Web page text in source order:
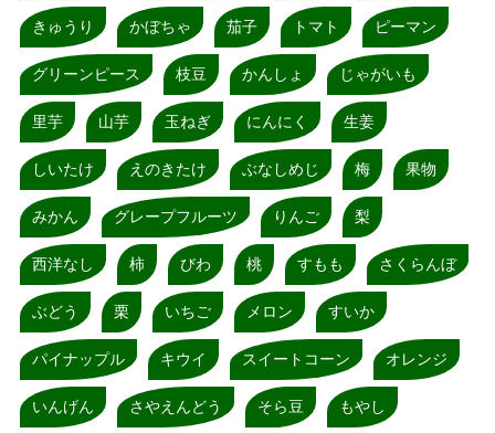
きゅうり かぼちゃ 茄子 トマト ピーマン
グリーンピース 枝豆 かんしょ じゃがいも
里芋 山芋 玉ねぎ にんにく 生姜
しいたけ えのきたけ ぶなしめじ 梅 果物
みかん グレープフルーツ りんご 梨
西洋なし 柿 びわ 桃 すもも さくらんぼ
ぶどう 栗 いちご メロン すいか
パイナップル キウイ スイートコーン オレンジ
いんげん さやえんどう そら豆 もやし